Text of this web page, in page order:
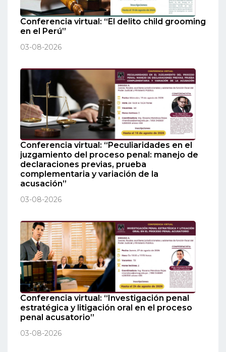
Conferencia virtual: “El delito child grooming
en el Perú”
03-08-2026
Conferencia virtual: “Peculiaridades en el
juzgamiento del proceso penal: manejo de
declaraciones previas, prueba
complementaria y variación de la
acusación”
03-08-2026
Conferencia virtual: “Investigación penal
estratégica y litigación oral en el proceso
penal acusatorio”
03-08-2026